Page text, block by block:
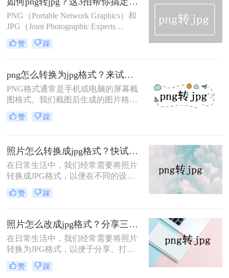
八门的格式，那么怎么把图片改为jpg
格式呢？本文将摒弃繁琐的软件推
荐，为你呈现最纯粹、最有效的实战
方案。
PNG（Portable Network Graphics）和
JPG（Joint Photographic Experts
Group）是两种常见的图片格式，各
有其特点和适用场景。PNG格式以其
JPG则因其有损压缩和高压缩率而受
到广泛欢迎。在某些情况下，我们可
能需要将PNG格式的图片转换为JPG
格式，以满足特定的需求。那么如何
png转jpg呢？本文将介绍三种将PNG
转换为JPG的方法。
赞 踩
png怎么转换为jpg格式？来试试这4个方法吧！
PNG格式通常是手机或电脑的屏幕截
图格式。我们截图后生成的图片格式
是我们生活中最常用的图片格式。有
时，在制作网络申请表时，我们需要
是可以的，下面就来给大家讲讲png
转jpg的操作方法吧。
赞 踩
照片怎么转换成jpg格式？快试试这5个转换方法！
在日常生活中，我们经常需要将照片
转换成JPG格式，以便在不同的设备
和平台上分享和使用。JPG格式因其
高压缩比和较好的图像质量而广受欢
本文将介绍五种将照片转换成JPG格
式的方法，包括使用在线转换工具、
图像编辑软件、操作系统自带功能、
专业批量转换软件以及直接修改文件
后缀名（虽然不推荐但提及以作比
较）。
赞 踩
照片怎么改成jpg格式？分享三个实用转换方法！
在日常生活中，我们经常需要将照片
转换为JPG格式，以便于分享、打印
或满足某些应用的要求。那么照片怎
么改成jpg格式呢？本文将介绍三种将
赞 踩